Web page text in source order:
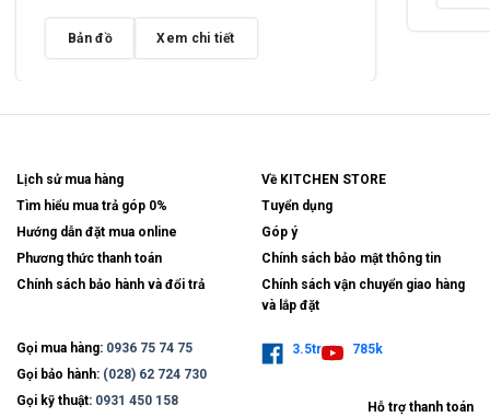
Bản đồ Xem chi tiết
Lịch sử mua hàng
Tìm hiểu mua trả góp 0%
Hướng dẫn đặt mua online
Phương thức thanh toán
Chính sách bảo hành và đổi trả
Về KITCHEN STORE
Tuyển dụng
Góp ý
Chính sách bảo mật thông tin
Chính sách vận chuyển giao hàng
và lắp đặt
Gọi mua hàng: 0936 75 74 75
Gọi bảo hành: (028) 62 724 730
Gọi kỹ thuật: 0931 450 158
3.5tr 785k
Hỗ trợ thanh toán